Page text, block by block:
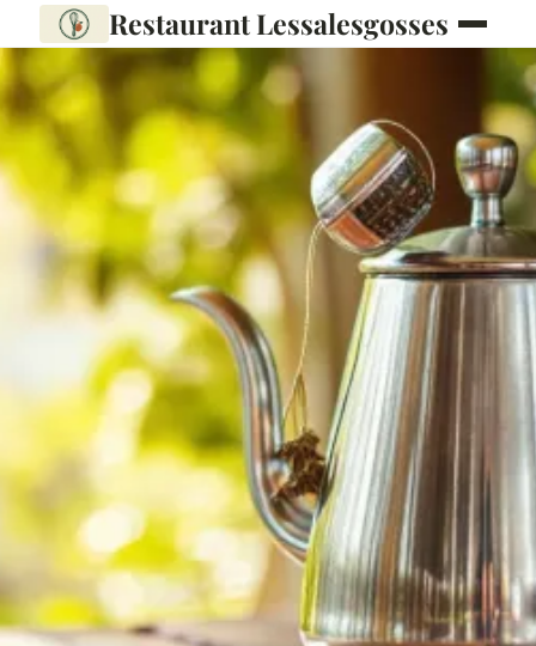
Restaurant Lessalesgosses